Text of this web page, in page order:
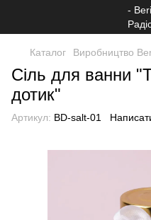
Каталог Виробництво
Сіль для ванни
дотик"
Артикул: BD-salt-01